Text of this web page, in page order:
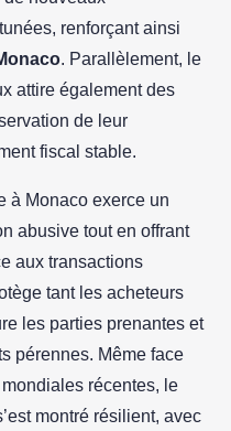
renforçant ainsi
. Parallèlement, le
attire également des
de leur
fiscal stable.
à Monaco exerce un
abusive tout en offrant
aux transactions
tant les acheteurs
les parties prenantes et
pérennes. Même face
récentes, le
montré résilient, avec